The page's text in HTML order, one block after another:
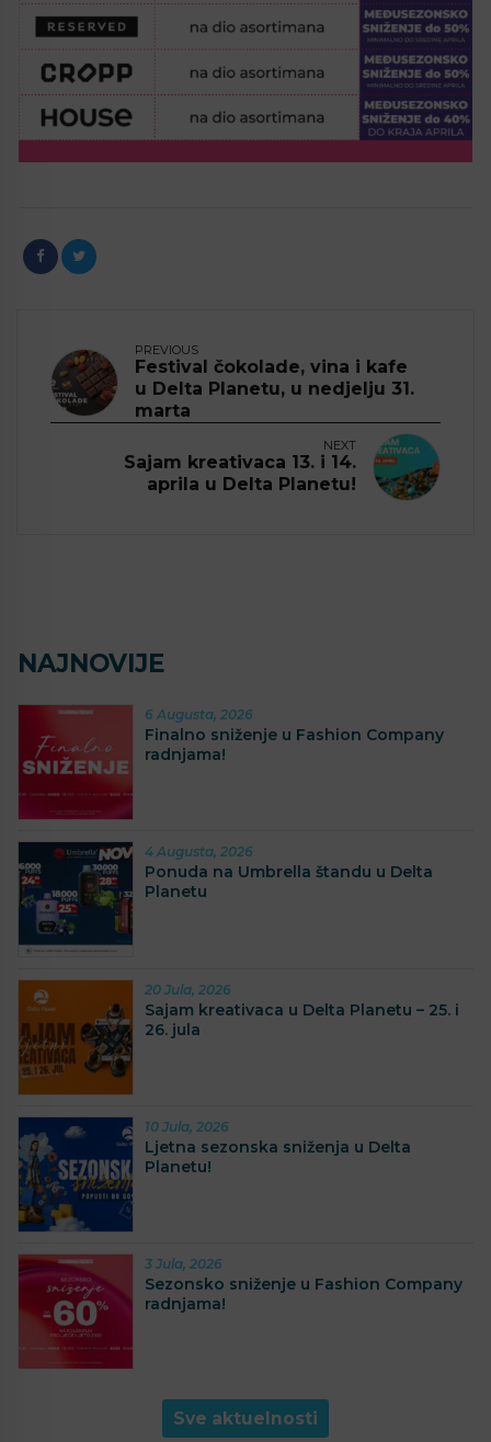
PREVIOUS
Festival čokolade, vina i kafe
u Delta Planetu, u nedjelju 31.
marta
NEXT
Sajam kreativaca 13. i 14.
aprila u Delta Planetu!
NAJNOVIJE
6 Augusta, 2026
Finalno sniženje u Fashion Company
radnjama!
4 Augusta, 2026
Ponuda na Umbrella štandu u Delta
Planetu
20 Jula, 2026
Sajam kreativaca u Delta Planetu – 25. i
26. jula
10 Jula, 2026
Ljetna sezonska sniženja u Delta
Planetu!
3 Jula, 2026
Sezonsko sniženje u Fashion Company
radnjama!
Sve aktuelnosti